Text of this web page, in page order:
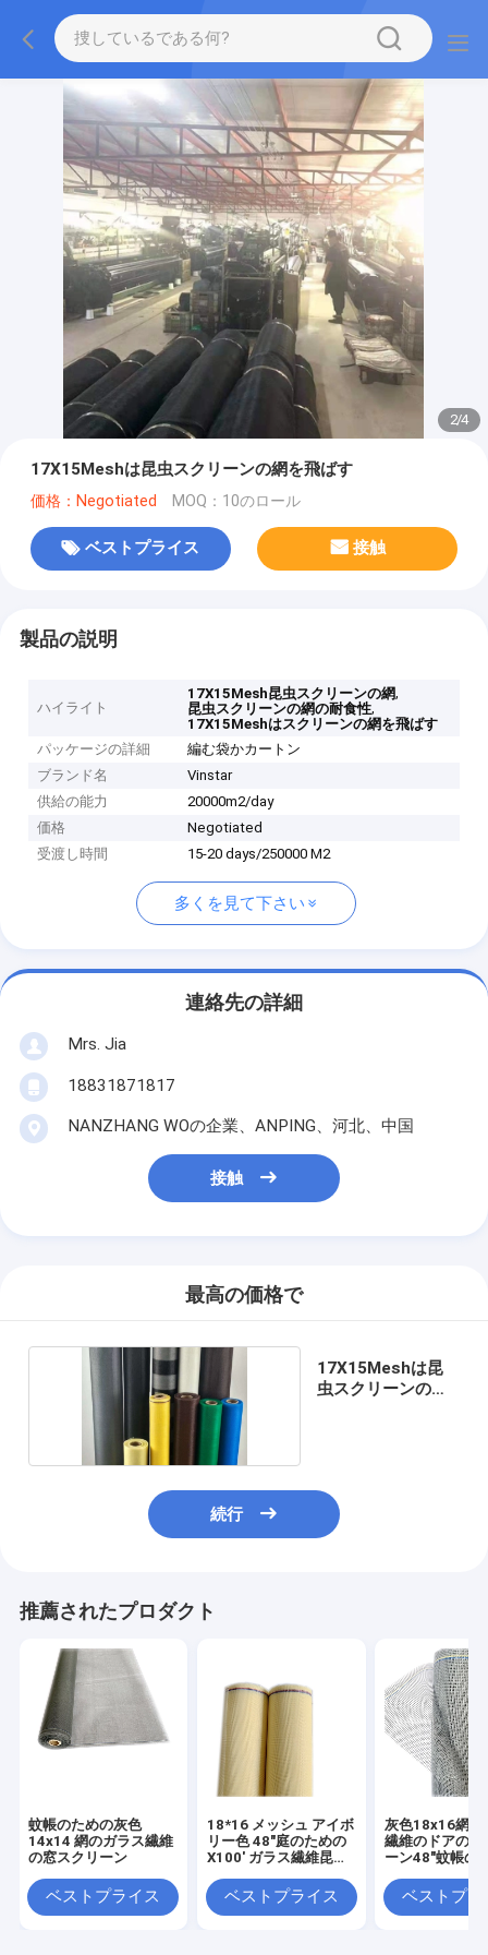
2/4
17X15Meshは昆虫スクリーンの網を飛ばす
価格：Negotiated MOQ：10のロール
ベストプライス 接触
製品の説明
ハイライト
17X15Mesh昆虫スクリーンの網,
昆虫スクリーンの網の耐食性,
17X15Meshはスクリーンの網を飛ばす
パッケージの詳細
編む袋かカートン
ブランド名
Vinstar
供給の能力
20000m2/day
価格
Negotiated
受渡し時間
15-20 days/250000 M2
多くを見て下さい
連絡先の詳細
Mrs. Jia
18831871817
NANZHANG WOの企業、ANPING、河北、中国
接触
最高の価格で
17X15Meshは昆
虫スクリーンの網
続行
推薦されたプロダクト
蚊帳のための灰色
14x14 網のガラス繊維
の窓スクリーン
ベストプライス
18*16 メッシュ アイボ
リー色 48"庭のための
X100' ガラス繊維昆虫
ベストプライス
灰色18x16網の
繊維のドアの窓
ーン48"蚊帳の
ベストプラ